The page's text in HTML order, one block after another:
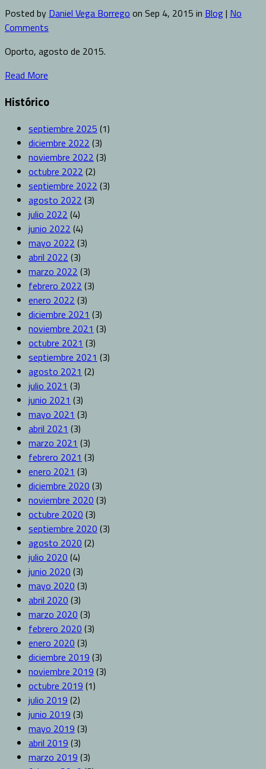
Posted by Daniel Vega Borrego on Sep 4, 2015 in Blog| No
Comments
Oporto, agosto de 2015.
Read More
Histórico
septiembre 2025 (1)
diciembre 2022 (3)
noviembre 2022 (3)
octubre 2022 (2)
septiembre 2022 (3)
agosto 2022 (3)
julio 2022 (4)
junio 2022 (4)
mayo 2022 (3)
abril 2022 (3)
marzo 2022 (3)
febrero 2022 (3)
enero 2022 (3)
diciembre 2021 (3)
noviembre 2021 (3)
octubre 2021 (3)
septiembre 2021 (3)
agosto 2021 (2)
julio 2021 (3)
junio 2021 (3)
mayo 2021 (3)
abril 2021 (3)
marzo 2021 (3)
febrero 2021 (3)
enero 2021 (3)
diciembre 2020 (3)
noviembre 2020 (3)
octubre 2020 (3)
septiembre 2020 (3)
agosto 2020 (2)
julio 2020 (4)
junio 2020 (3)
mayo 2020 (3)
abril 2020 (3)
marzo 2020 (3)
febrero 2020 (3)
enero 2020 (3)
diciembre 2019 (3)
noviembre 2019 (3)
octubre 2019 (1)
julio 2019 (2)
junio 2019 (3)
mayo 2019 (3)
abril 2019 (3)
marzo 2019 (3)